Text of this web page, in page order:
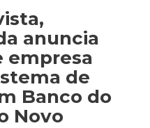
anuncia
empresa
de
Banco do
Novo